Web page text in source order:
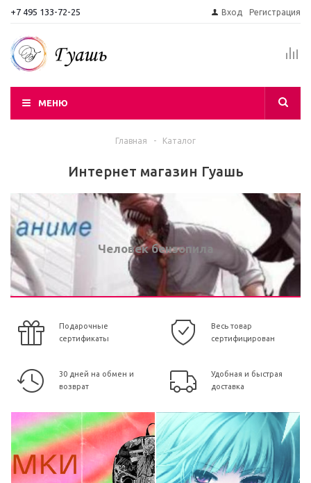
+7 495 133-72-25 Вход Регистрация
МЕНЮ
Главная - Каталог
Интернет магазин Гуашь
Человек бензопила
Подарочные
сертификаты
Весь товар
сертифицирован
30 дней на обмен и
возврат
Удобная и быстрая
доставка